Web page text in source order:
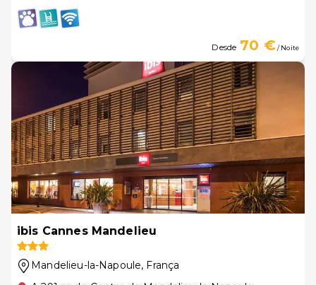
Desde 70 €/ Noite
ibis Cannes Mandelieu
Mandelieu-la-Napoule, França